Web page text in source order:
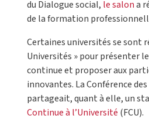
du Dialogue social, le salona
de la formation
Certaines universités se sont
Universités » pour présenter
continue et proposer aux
innovantes. La Conférence
partageait, quant à elle, un
Continue à l’Université (FCU).